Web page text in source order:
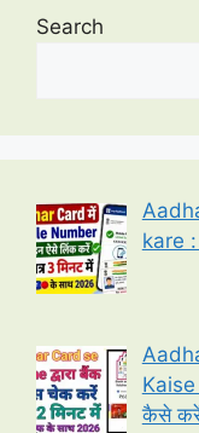
Search
kare :
कैसे